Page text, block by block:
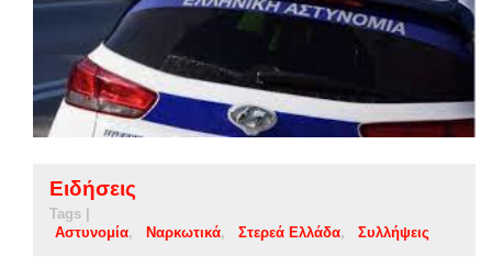
Ειδήσεις
Tags |
Αστυνομία
Ναρκωτικά Στερεά Ελλάδα Συλλήψεις